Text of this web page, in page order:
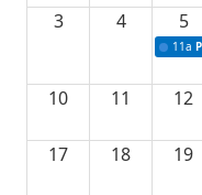
3 4 5
11a
10 11 12
17 18 19